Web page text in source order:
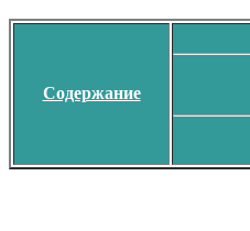
Содержание